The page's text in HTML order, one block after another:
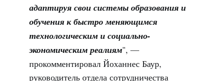
адаптируя свои системы образования и
обучения к быстро меняющимся
технологическим и социально-
экономическим реалиям", —
прокомментировал Йоханнес Баур,
руководитель отдела сотрудничества